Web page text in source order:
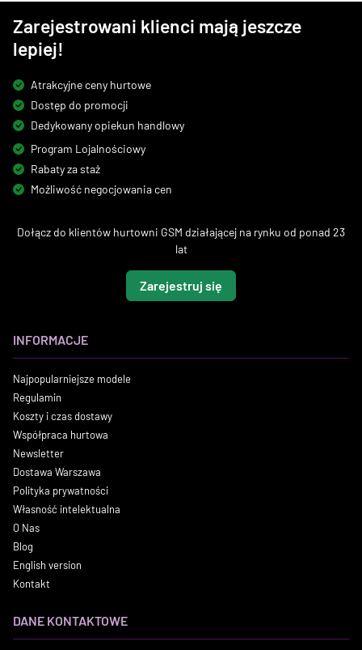
Zarejestrowani klienci mają jeszcze
lepiej!
Atrakcyjne ceny hurtowe
Dostęp do promocji
Dedykowany opiekun handlowy
Program Lojalnościowy
Rabaty za staż
Możliwość negocjowania cen
Dołącz do klientów hurtowni GSM działającej na rynku od ponad 23
lat
Zarejestruj się
INFORMACJE
Najpopularniejsze modele
Regulamin
Koszty i czas dostawy
Współpraca hurtowa
Newsletter
Dostawa Warszawa
Polityka prywatności
Własność intelektualna
O Nas
Blog
English version
Kontakt
DANE KONTAKTOWE